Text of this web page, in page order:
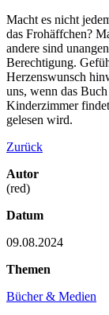
Macht es nicht
das Frohäffchen?
andere sind
Berechtigung.
Herzenswunsch
uns, wenn das
Kinderzimmer
gelesen wird.
Zurück
Autor
(red)
Datum
09.08.2024
Themen
Bücher & Medien